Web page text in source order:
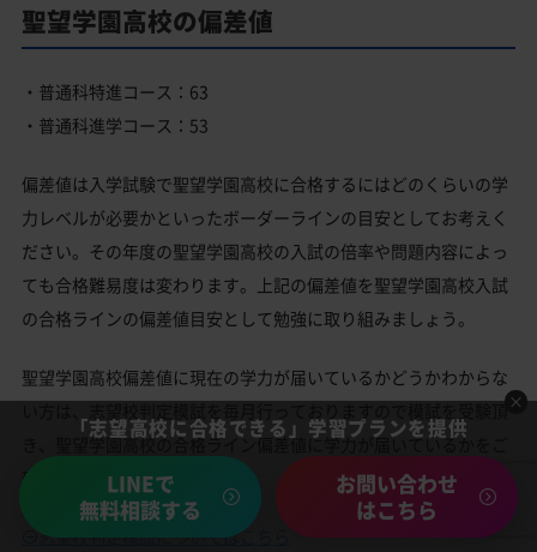
聖望学園高校の偏差値
・普通科特進コース：63
・普通科進学コース：53
偏差値は入学試験で聖望学園高校に合格するにはどのくらいの学
力レベルが必要かといったボーダーラインの目安としてお考えく
ださい。その年度の聖望学園高校の入試の倍率や問題内容によっ
ても合格難易度は変わります。上記の偏差値を聖望学園高校入試
の合格ラインの偏差値目安として勉強に取り組みましょう。
聖望学園高校偏差値に現在の学力が届いているかどうかわからな
き、聖望学園高校の合格ライン偏差値に学力が届いているかをご
確認下さい。
志望校判定模試についてはこちら
「志望高校に合格できる」学習プランを提供
LINEで
無料相談する
お問い合わせ
はこちら